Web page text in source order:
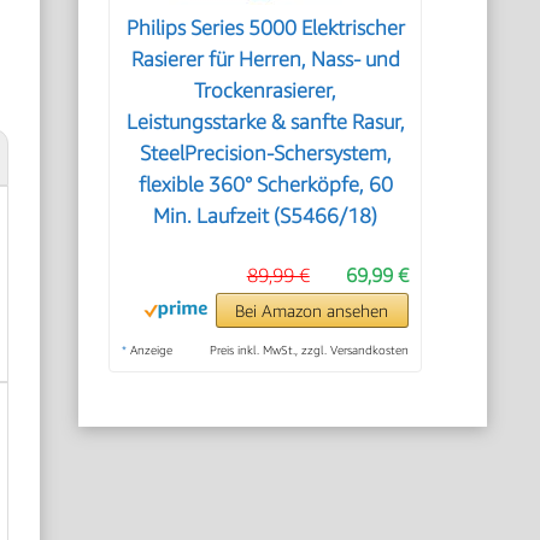
Philips Series 5000 Elektrischer
Rasierer für Herren, Nass- und
Trockenrasierer,
Leistungsstarke & sanfte Rasur,
SteelPrecision-Schersystem,
flexible 360° Scherköpfe, 60
Min. Laufzeit (S5466/18)
69,99 €
89,99 €
Bei Amazon ansehen
* Anzeige Preis inkl. MwSt., zzgl. Versandkosten